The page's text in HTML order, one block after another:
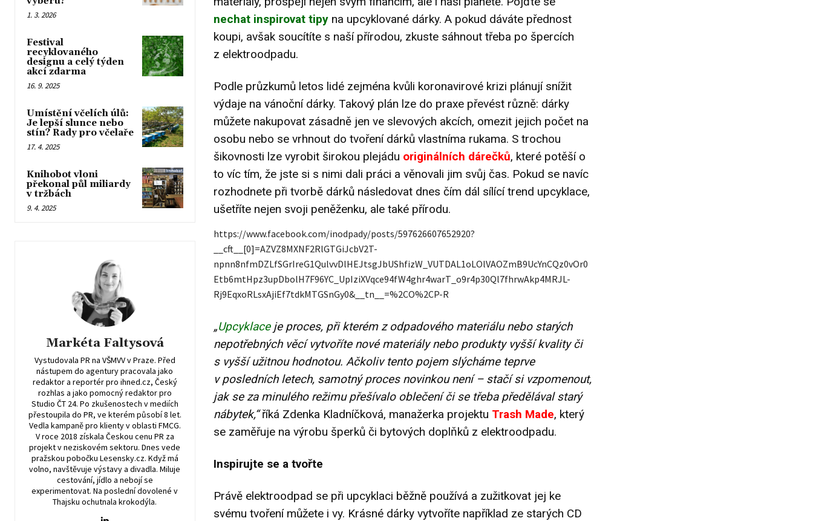
1. 3. 2026
Festival
recyklovaného
designu a celý týden
akcí zdarma
16. 9. 2025
Umístění včelích úlů:
Je lepší slunce nebo
stín? Rady pro včelaře
17. 4. 2025
Knihobot vloni
překonal půl miliardy
v tržbách
9. 4. 2025
Markéta Faltysová
Vystudovala PR na VŠMVV v Praze. Před
nástupem do agentury pracovala jako
redaktor a reportér pro ihned.cz, Český
rozhlas a jako pomocný redaktor pro
Studio ČT 24. Po zkušenostech v mediích
přestoupila do PR, ve kterém působí 8 let.
Vedla kampaně pro klienty v oblasti FMCG.
V roce 2018 získala Českou cenu PR za
projekt v neziskovém sektoru. Dnes vede
pražskou pobočku Lesensky.cz. Když má
volno, navštěvuje výstavy a divadla. Miluje
cestování, jídlo a nebojí se
experimentovat. Na poslední dovolené v
Thajsku ochutnala krokodýla.
nechat inspirovat tipyna upcyklované dárky. A pokud dáváte přednost
koupi, avšak soucítíte s naší přírodou, zkuste sáhnout třeba po špercích
z elektroodpadu.
Podle průzkumů letos lidé zejména kvůli koronavirové krizi plánují snížit
výdaje na vánoční dárky. Takový plán lze do praxe převést různě: dárky
můžete nakupovat zásadně jen ve slevových akcích, omezit jejich počet na
osobu nebo se vrhnout do tvoření dárků vlastníma rukama. S trochou
šikovnosti lze vyrobit širokou plejádu originálních dárečků, které potěší o
to víc tím, že jste si s nimi dali práci a věnovali jim svůj čas. Pokud se navíc
rozhodnete při tvorbě dárků následovat dnes čím dál sílící trend upcyklace,
ušetříte nejen svoji peněženku, ale také přírodu.
https://www.facebook.com/inodpady/posts/597626607652920?
__cft__[0]=AZVZ8MXNF2RlGTGiJcbV2T-
npnn8nfmDZLfSGrIreG1QulvvDlHEJtsgJbUShfizW_VUTDAL1oLOlVAOZmB9UcYnCQz0vOr0
Etb6mtHpz3upDbolH7F96YC_UpIziXVqce94fW4ghr4warT_o9r4p30Ql7fhrwAkp4MRJL-
Rj9EqxoRLsxAjiEf7tdkMTGSnGy0&__tn__=%2CO%2CP-R
„Upcyklaceje proces, při kterém z odpadového materiálu nebo starých
nepotřebných věcí vytvoříte nové materiály nebo produkty vyšší kvality či
s vyšší užitnou hodnotou. Ačkoliv tento pojem slýcháme teprve
v posledních letech, samotný proces novinkou není – stačí si vzpomenout,
jak se za minulého režimu přešívalo oblečení či se třeba předělával starý
nábytek,“říká Zdenka Kladníčková, manažerka projektu Trash Made, který
se zaměřuje na výrobu šperků či bytových doplňků z elektroodpadu.
Inspirujte se a tvořte
Právě elektroodpad se při upcyklaci běžně používá a zužitkovat jej ke
svému tvoření můžete i vy. Krásné dárky vytvoříte například ze starých CD